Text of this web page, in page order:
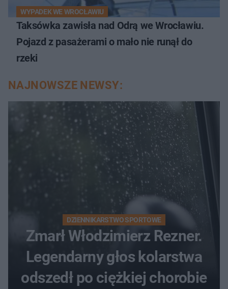
WYPADEK WE WROCŁAWIU
Taksówka zawisła nad Odrą we Wrocławiu.
Pojazd z pasażerami o mało nie runął do
rzeki
NAJNOWSZE NEWSY:
DZIENNIKARSTWO SPORTOWE
Zmarł Włodzimierz Rezner.
Legendarny głos kolarstwa
odszedł po ciężkiej chorobie